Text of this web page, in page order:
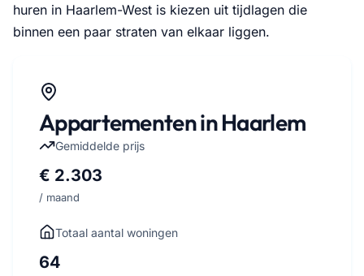
huren in Haarlem-West is kiezen uit tijdlagen die
binnen een paar straten van elkaar liggen.
Appartementen in Haarlem
Gemiddelde prijs
€ 2.303
/ maand
Totaal aantal woningen
64